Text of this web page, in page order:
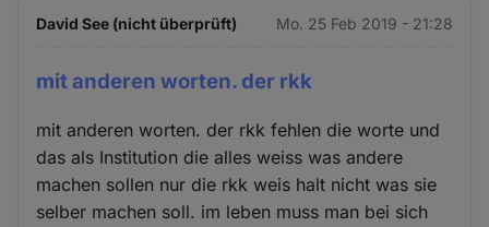
David See (nicht überprüft) Mo. 25 Feb 2019 - 21:28
mit anderen worten. der rkk
mit anderen worten. der rkk fehlen die worte und
das als Institution die alles weiss was andere
machen sollen nur die rkk weis halt nicht was sie
selber machen soll. im leben muss man bei sich